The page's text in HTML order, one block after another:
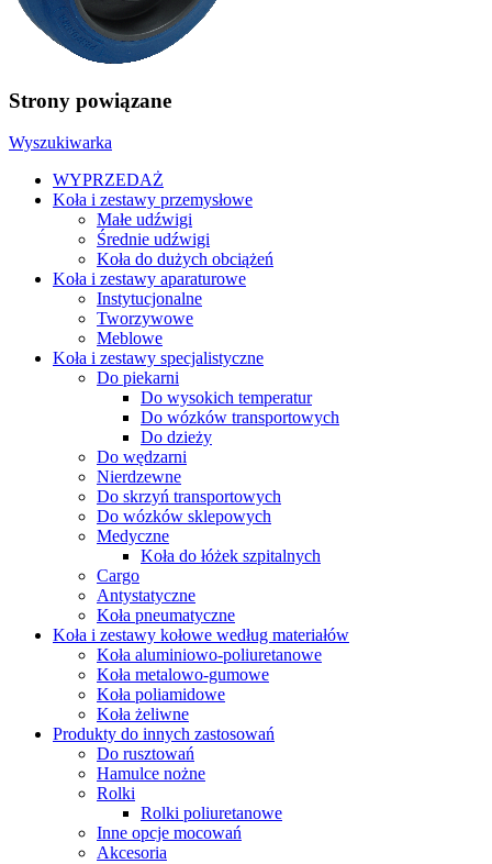
Strony powiązane
Wyszukiwarka
WYPRZEDAŻ
Koła i zestawy przemysłowe
Małe udźwigi
Średnie udźwigi
Koła do dużych obciążeń
Koła i zestawy aparaturowe
Instytucjonalne
Tworzywowe
Meblowe
Koła i zestawy specjalistyczne
Do piekarni
Do wysokich temperatur
Do wózków transportowych
Do dzieży
Do wędzarni
Nierdzewne
Do skrzyń transportowych
Do wózków sklepowych
Medyczne
Koła do łóżek szpitalnych
Cargo
Antystatyczne
Koła pneumatyczne
Koła i zestawy kołowe według materiałów
Koła aluminiowo-poliuretanowe
Koła metalowo-gumowe
Koła poliamidowe
Koła żeliwne
Produkty do innych zastosowań
Do rusztowań
Hamulce nożne
Rolki
Rolki poliuretanowe
Inne opcje mocowań
Akcesoria